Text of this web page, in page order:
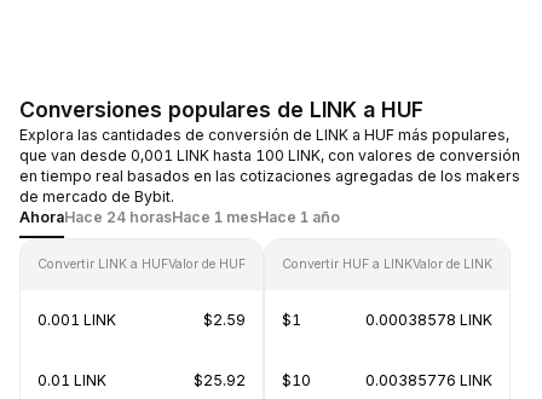
Conversiones populares de LINK a HUF
Explora las cantidades de conversión de LINK a HUF más populares,
que van desde 0,001 LINK hasta 100 LINK, con valores de conversión
en tiempo real basados en las cotizaciones agregadas de los makers
de mercado de Bybit.
AhoraHace 24 horasHace 1 mesHace 1 año
Convertir LINK a HUFValor de HUF
0.001 LINK $2.59
0.01 LINK $25.92
Convertir HUF a LINKValor de LINK
$1 0.00038578 LINK
$10 0.00385776 LINK